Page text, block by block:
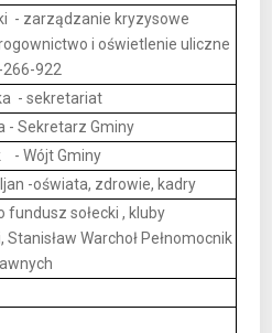
- zarządzanie kryzysowe
i oświetlenie uliczne
266-922
- sekretariat
- Sekretarz Gminy
- Wójt Gminy
-oświata, zdrowie, kadry
fundusz sołecki , kluby
Warchoł Pełnomocnik